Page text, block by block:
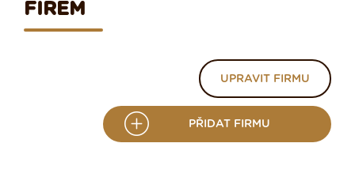
FIREM
UPRAVIT FIRMU
PŘIDAT FIRMU